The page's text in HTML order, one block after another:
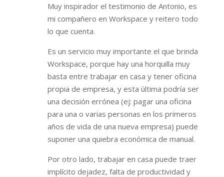
Muy inspirador el testimonio de Antonio, es
mi compañero en Workspace y reitero todo
lo que cuenta.
Es un servicio muy importante el que brinda
Workspace, porque hay una horquilla muy
basta entre trabajar en casa y tener oficina
propia de empresa, y esta última podría ser
una decisión errónea (ej: pagar una oficina
para una o varias personas en los primeros
años de vida de una nueva empresa) puede
suponer una quiebra económica de manual.
Por otro lado, trabajar en casa puede traer
implícito dejadez, falta de productividad y